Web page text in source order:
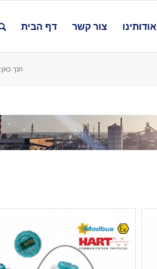
אודותינו צור קשר דף הבית
הנך כאן: